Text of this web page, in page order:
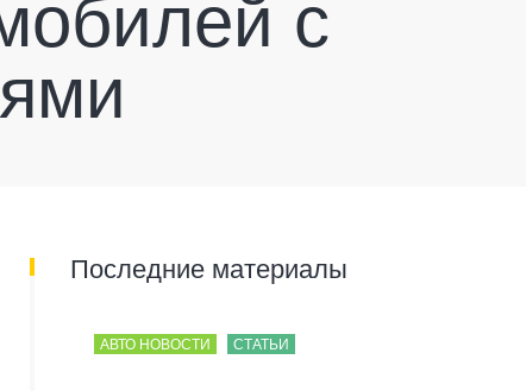
с
Последние материалы
АВТО НОВОСТИ СТАТЬИ